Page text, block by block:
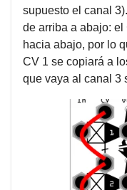
supuesto el canal
de arriba a abajo:
hacia abajo, por lo
CV 1 se copiará a
que vaya al canal 3